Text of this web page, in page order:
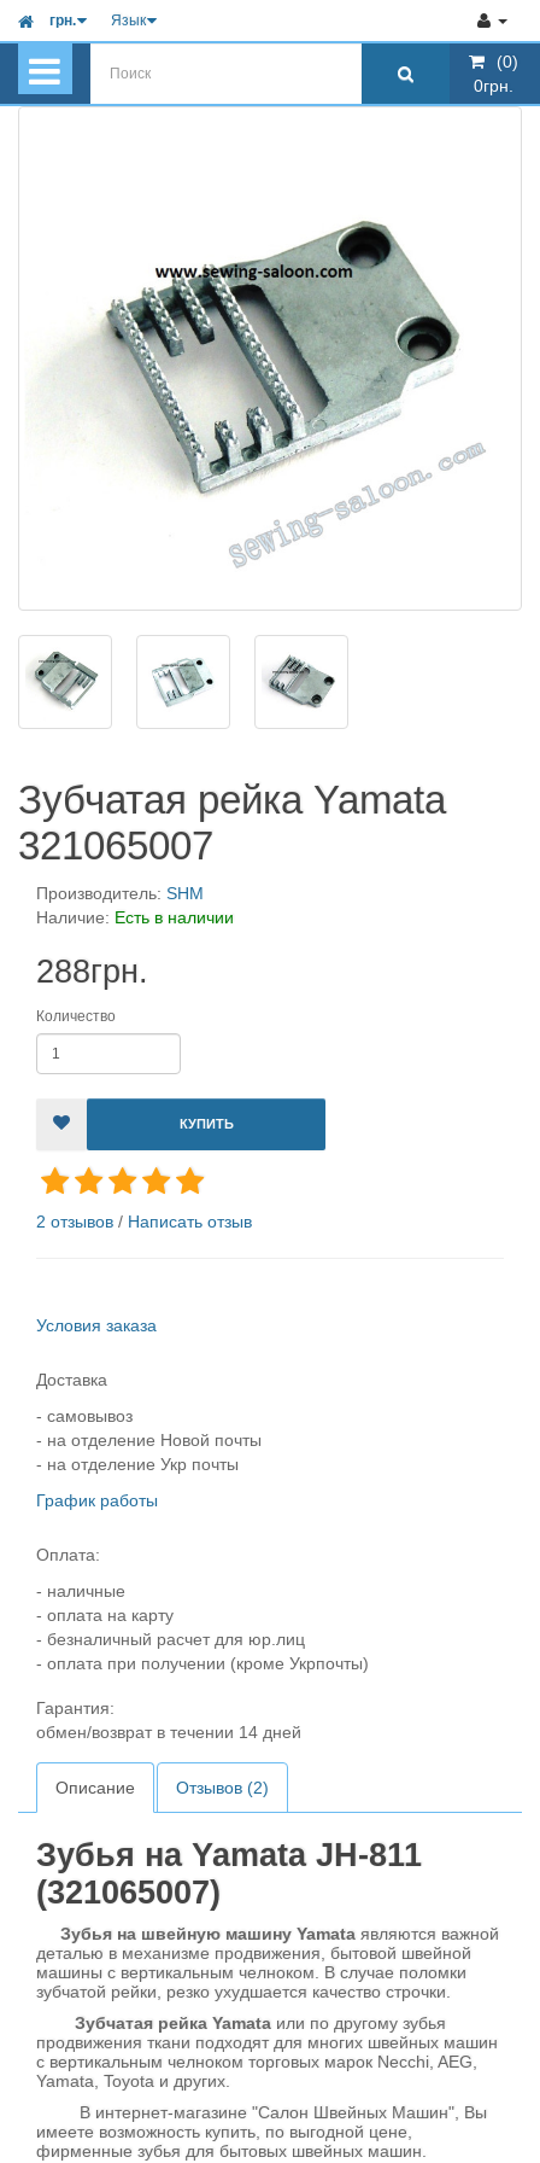
грн. Язык
(0)
0грн.
Зубчатая рейка Yamata
321065007
Производитель: SHM
Наличие: Есть в наличии
288грн.
Количество
КУПИТЬ
2 отзывов / Написать отзыв
Условия заказа
Доставка
- самовывоз
- на отделение Новой почты
- на отделение Укр почты
График работы
Оплата:
- наличные
- оплата на карту
- безналичный расчет для юр.лиц
- оплата при получении (кроме Укрпочты)
Гарантия:
обмен/возврат в течении 14 дней
Описание Отзывов (2)
Зубья на Yamata JH-811
(321065007)
Зубья на швейную машину Yamata являются важной
деталью в механизме продвижения, бытовой швейной
машины с вертикальным челноком. В случае поломки
зубчатой рейки, резко ухудшается качество строчки.
Зубчатая рейка Yamata или по другому зубья
продвижения ткани подходят для многих швейных машин
с вертикальным челноком торговых марок Necchi, AEG,
Yamata, Toyota и других.
В интернет-магазине "Салон Швейных Машин", Вы
имеете возможность купить, по выгодной цене,
фирменные зубья для бытовых швейных машин.